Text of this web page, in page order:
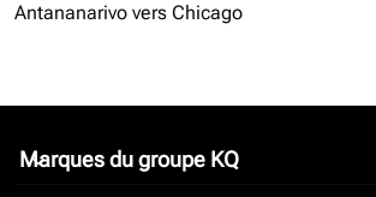
Antananarivo vers Chicago
Marques du groupe KQ
keyboard_arrow_down